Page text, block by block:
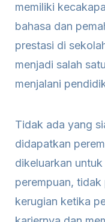
memiliki
bahasa dan
prestasi di
menjadi salah
menjalani
Tidak ada yang
didapatkan
dikeluarkan
perempuan,
kerugian ketika